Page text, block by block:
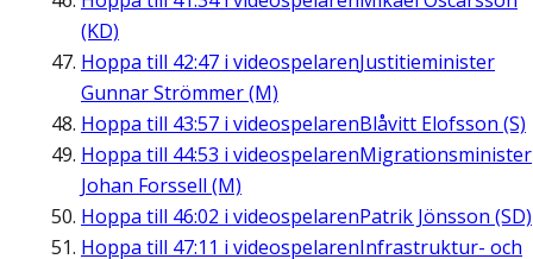
(KD)
Hoppa till 42:47 i videospelarenJustitieminister
Gunnar Strömmer (M)
Hoppa till 43:57 i videospelarenBlåvitt Elofsson (S)
Hoppa till 44:53 i videospelarenMigrationsminister
Johan Forssell (M)
Hoppa till 46:02 i videospelarenPatrik Jönsson (SD)
Hoppa till 47:11 i videospelarenInfrastruktur- och